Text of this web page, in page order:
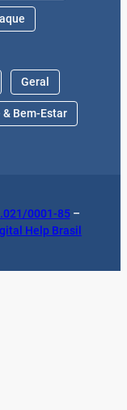
Geral
& Bem-Estar
0001-85–
Help Brasil